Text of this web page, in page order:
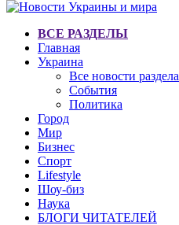
ВСЕ РАЗДЕЛЫ
Главная
Украина
Все новости раздела
События
Политика
Город
Мир
Бизнес
Спорт
Lifestyle
Шоу-биз
Наука
БЛОГИ ЧИТАТЕЛЕЙ